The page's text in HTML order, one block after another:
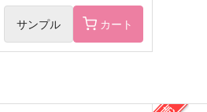
サンプル カート